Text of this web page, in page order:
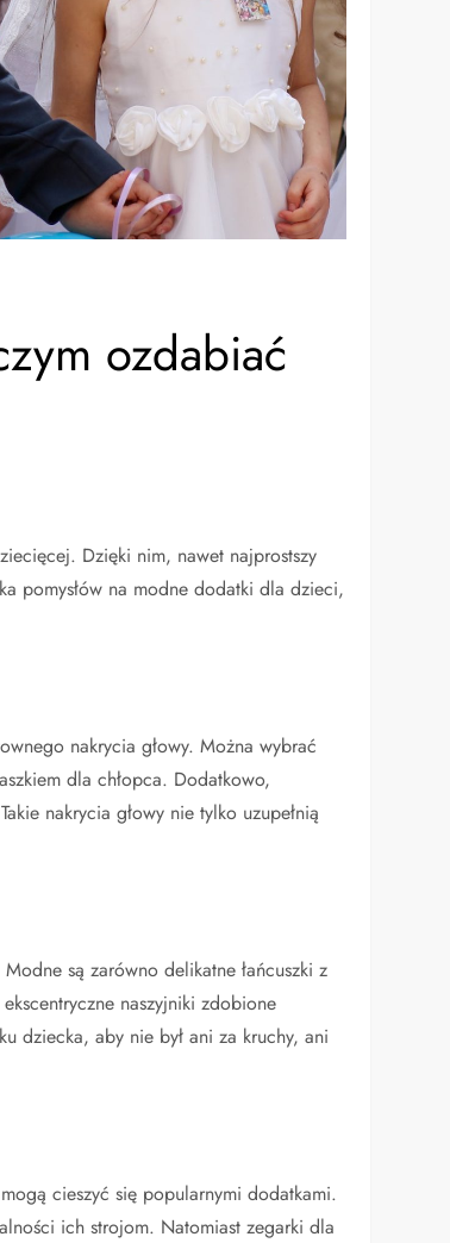
ozdabiać
Dzięki nim, nawet najprostszy
pomysłów na modne dodatki dla dzieci,
nakrycia głowy. Można wybrać
dla chłopca. Dodatkowo,
nakrycia głowy nie tylko uzupełnią
są zarówno delikatne łańcuszki z
naszyjniki zdobione
dziecka, aby nie był ani za kruchy, ani
cieszyć się popularnymi dodatkami.
ich strojom. Natomiast zegarki dla